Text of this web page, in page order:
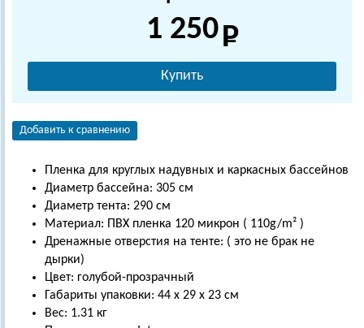
1 250
Купить
Добавить к сравнению
Пленка для круглых надувных и каркасных бассейнов
Диаметр бассейна: 305 см
Диаметр тента: 290 см
Материал: ПВХ пленка 120 микрон ( 110g/m² )
Дренажные отверстия на тенте: ( это не брак не
дырки)
Цвет: голубой-прозрачный
Габариты упаковки: 44 х 29 х 23 см
Вес: 1.31 кг